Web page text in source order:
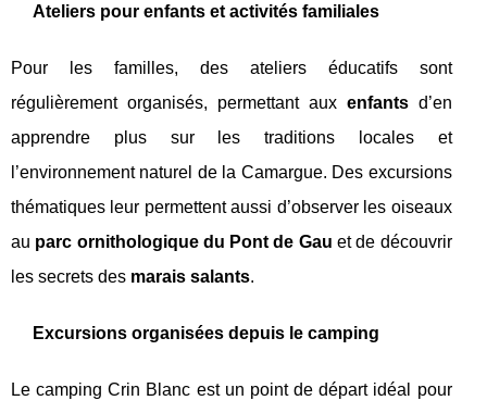
Ateliers pour enfants et activités familiales
Pour les familles, des ateliers éducatifs sont
régulièrement organisés, permettant aux enfantsd’en
apprendre plus sur les traditions locales et
l’environnement naturel de la Camargue. Des excursions
thématiques leur permettent aussi d’observer les oiseaux
au parc ornithologique du Pont de Gau et de découvrir
les secrets des marais salants.
Excursions organisées depuis le camping
Le camping Crin Blanc est un point de départ idéal pour